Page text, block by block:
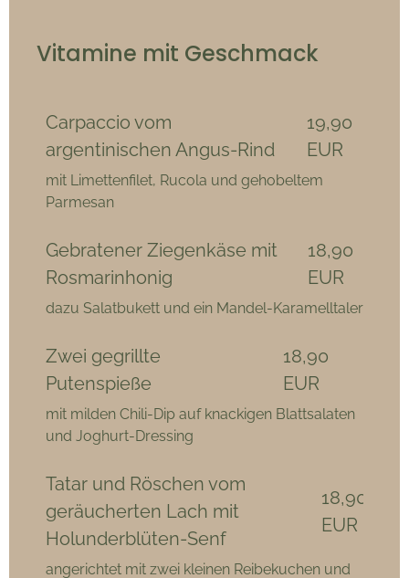
Vitamine mit Geschmack
Carpaccio vom
argentinischen Angus-Rind
19,90
EUR
mit Limettenfilet, Rucola und gehobeltem
Parmesan
Gebratener Ziegenkäse mit
Rosmarinhonig
18,90
EUR
dazu Salatbukett und ein Mandel-Karamelltaler
Zwei gegrillte
Putenspieße
18,90
EUR
mit milden Chili-Dip auf knackigen Blattsalaten
und Joghurt-Dressing
Tatar und Röschen vom
geräucherten Lach mit
Holunderblüten-Senf
18,90
EUR
angerichtet mit zwei kleinen Reibekuchen und